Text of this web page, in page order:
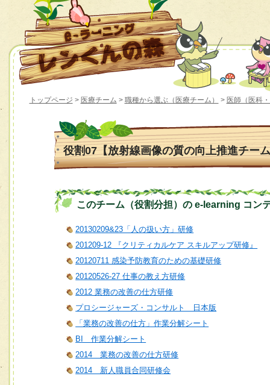
トップページ > 医療チーム > 職種から選ぶ（医療チーム） > 医師（医科
役割07【放射線画像の質の向上推進チー
このチーム（役割分担）の e-learning コン
20130209&23「人の扱い方」研修
201209-12 『クリティカルケア スキルアップ研修』
20120711 感染予防教育のための基礎研修
20120526-27 仕事の教え方研修
2012 業務の改善の仕方研修
プロシージャーズ・コンサルト 日本版
「業務の改善の仕方」作業分解シート
BI 作業分解シート
2014 業務の改善の仕方研修
2014 新人職員合同研修会